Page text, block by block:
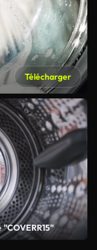
Télécharger
"COVERR15"